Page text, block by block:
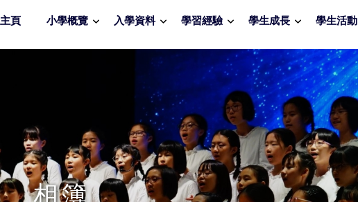
主頁 小學概覽 入學資料 學習經驗 學生成長 學生活動
相簿